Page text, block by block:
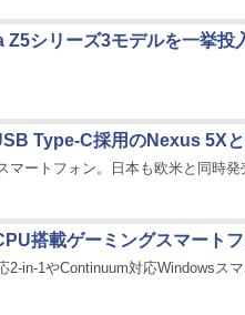
Z5シリーズ3モデルを一挙投
Type-C採用のNexus 5X
マートフォン。日本も欧米と同時発
搭載ゲーミングスマート
2-in-1やContinuum対応Windowsス